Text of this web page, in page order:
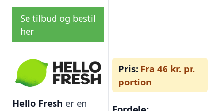
Se tilbud og bestil
her
Hello Fresh er en
Pris: Fra 46 kr. pr.
portion